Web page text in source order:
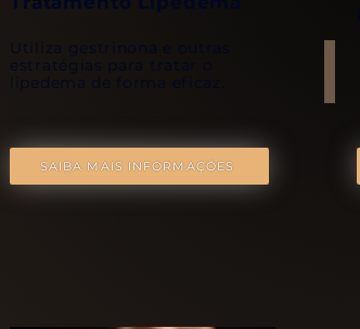
SAIBA MAIS INFORMAÇÕES
Utiliza gestrinona e outras
estratégias para tratar o
lipedema de forma eficaz.